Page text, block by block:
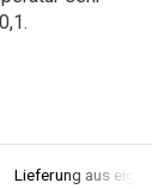
Lieferung aus